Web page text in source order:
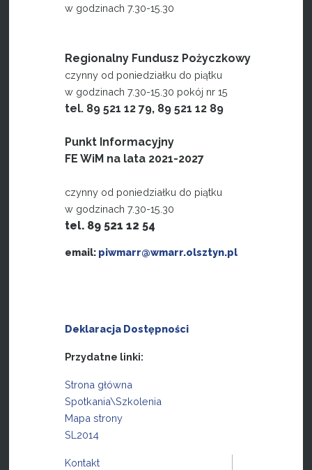
w godzinach 7.30-15.30
Regionalny Fundusz Pożyczkowy
czynny od poniedziałku do piątku
w godzinach 7.30-15.30 pokój nr 15
tel. 89 521 12 79, 89 521 12 89
Punkt Informacyjny
FE WiM na lata 2021-2027
czynny od poniedziałku do piątku
w godzinach 7.30-15.30
tel. 89 521 12 54
email: piwmarr@wmarr.olsztyn.pl
Deklaracja Dostępności
Przydatne linki:
Strona główna
Spotkania\Szkolenia
Mapa strony
SL2014
Kontakt